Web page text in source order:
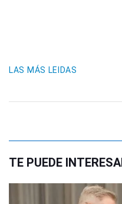
LAS MÁS LEIDAS
TE PUEDE